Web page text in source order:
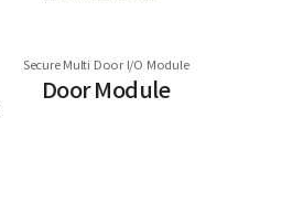
Secure Multi Door I/O Module
Door Module